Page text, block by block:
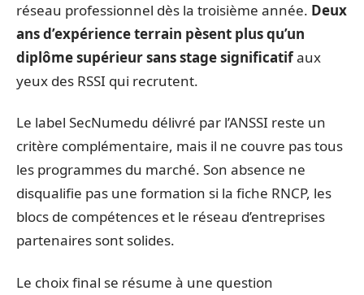
réseau professionnel dès la troisième année. Deux
ans d’expérience terrain pèsent plus qu’un
diplôme supérieur sans stage significatifaux
yeux des RSSI qui recrutent.
Le label SecNumedu délivré par l’ANSSI reste un
critère complémentaire, mais il ne couvre pas tous
les programmes du marché. Son absence ne
disqualifie pas une formation si la fiche RNCP, les
blocs de compétences et le réseau d’entreprises
partenaires sont solides.
Le choix final se résume à une question